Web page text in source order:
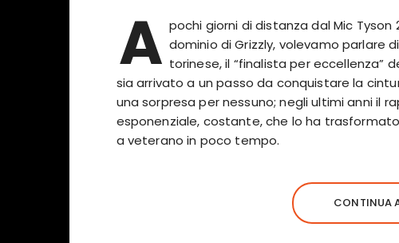
A pochi giorni di distanza dal Mic
dominio di Grizzly, volevamo parlare
torinese, il “finalista per eccellenza”
sia arrivato a un passo da conquistare la
una sorpresa per nessuno; negli ultimi anni il
esponenziale, costante, che lo ha
a veterano in poco tempo.
CONTINUA